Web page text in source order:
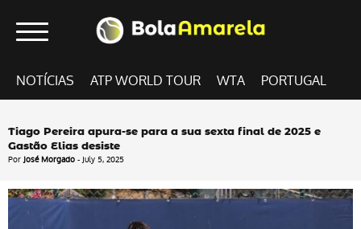
NOTÍCIAS ATP WORLD TOUR WTA PORTUGAL
Tiago Pereira apura-se para a sua sexta final de 2025 e
Gastão Elias desiste
Por José Morgado - July 5, 2025